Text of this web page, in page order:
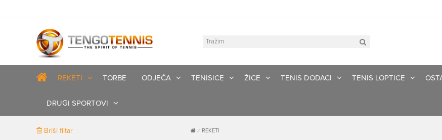
REKETI TORBE ODJEČA TENISICE ŽICE TENIS DODACI TENIS LOPTICE
DRUGI SPORTOVI
Briši filtar REKETI